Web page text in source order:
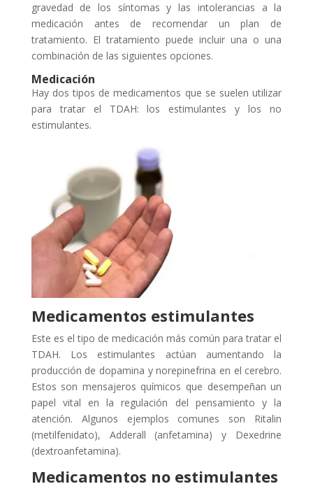
gravedad de los síntomas y las intolerancias a la
medicación antes de recomendar un plan de
tratamiento. El tratamiento puede incluir una o una
combinación de las siguientes opciones.
Medicación
Hay dos tipos de medicamentos que se suelen utilizar
para tratar el TDAH: los estimulantes y los no
estimulantes.
Medicamentos estimulantes
Este es el tipo de medicación más común para tratar el
TDAH. Los estimulantes actúan aumentando la
producción de dopamina y norepinefrina en el cerebro.
Estos son mensajeros químicos que desempeñan un
papel vital en la regulación del pensamiento y la
atención. Algunos ejemplos comunes son Ritalin
(metilfenidato), Adderall (anfetamina) y Dexedrine
(dextroanfetamina).
Medicamentos no estimulantes